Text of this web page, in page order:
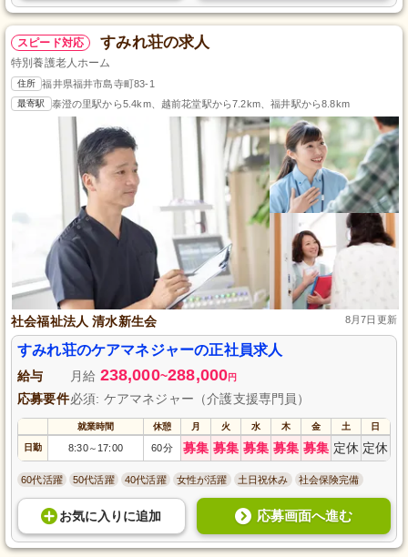
スピード対応 すみれ荘の求人
特別養護老人ホーム
住所 福井県福井市島寺町83-1
最寄駅 泰澄の里駅から5.4km、越前花堂駅から7.2km、福井駅から8.8km
社会福祉法人 清水新生会 8月7日更新
すみれ荘のケアマネジャーの正社員求人
給与 月給 238,000~288,000円
応募要件必須: ケアマネジャー（介護支援専門員）
就業時間 休憩 月 火 水 木 金 土 日
日勤 8:30～ 17:00 60分 募集 募集 募集 募集 募集 定休 定休
60代活躍 50代活躍 40代活躍 女性が活躍 土日祝休み 社会保険完備
お気に入り に追加 応募画面へ進む